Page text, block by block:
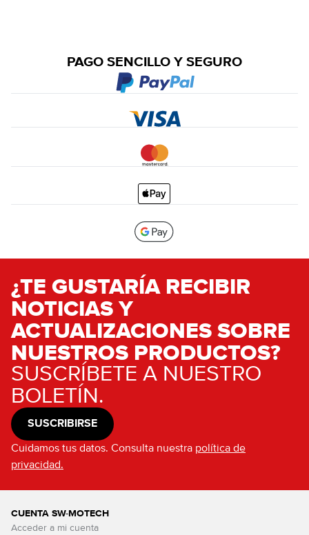
PAGO SENCILLO Y SEGURO
¿TE GUSTARÍA RECIBIR
NOTICIAS Y
ACTUALIZACIONES SOBRE
NUESTROS PRODUCTOS?
SUSCRÍBETE A NUESTRO
BOLETÍN.
SUSCRIBIRSE
Cuidamos tus datos. Consulta nuestra política de
privacidad.
CUENTA SW-MOTECH
Acceder a mi cuenta